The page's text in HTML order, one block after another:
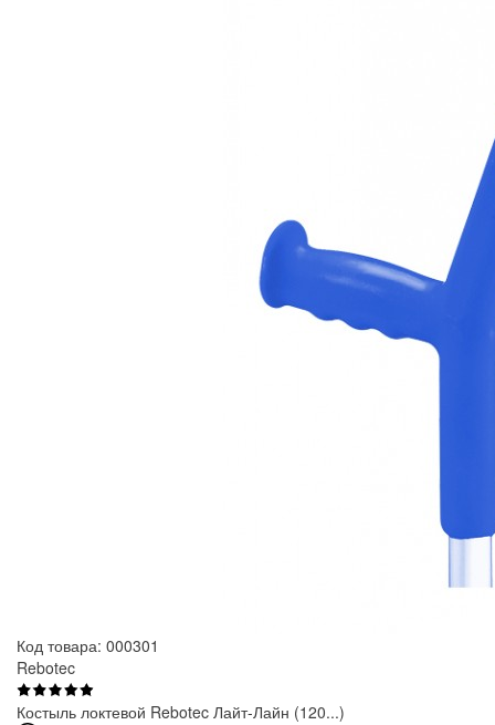
Код товара: 000301
Rebotec
Костыль локтевой Rebotec Лайт-Лайн (120...)